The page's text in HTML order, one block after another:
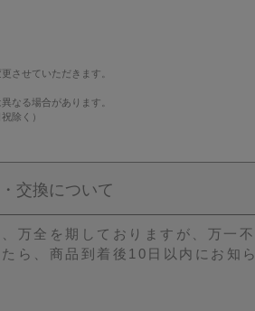
させていただきます。
なる場合があります。
除く）
交換について
万全を期しておりますが、万一不
ら、商品到着後10日以内にお知ら